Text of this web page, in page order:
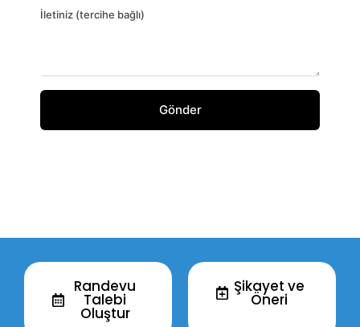
İletiniz (tercihe bağlı)
Randevu
Talebi
Oluştur
Şikayet ve
Öneri